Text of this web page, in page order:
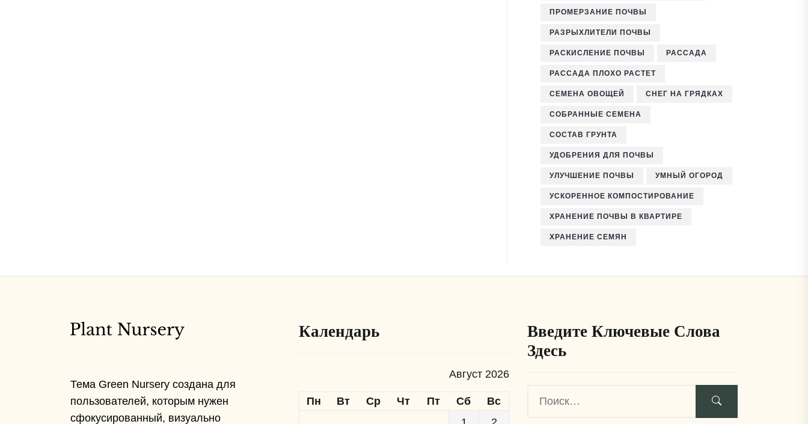
ПРОМЕРЗАНИЕ ПОЧВЫ
РАЗРЫХЛИТЕЛИ ПОЧВЫ
РАСКИСЛЕНИЕ ПОЧВЫ РАССАДА
РАССАДА ПЛОХО РАСТЕТ
СЕМЕНА ОВОЩЕЙ СНЕГ НА ГРЯДКАХ
СОБРАННЫЕ СЕМЕНА
СОСТАВ ГРУНТА
УДОБРЕНИЯ ДЛЯ ПОЧВЫ
УЛУЧШЕНИЕ ПОЧВЫ УМНЫЙ ОГОРОД
УСКОРЕННОЕ КОМПОСТИРОВАНИЕ
ХРАНЕНИЕ ПОЧВЫ В КВАРТИРЕ
ХРАНЕНИЕ СЕМЯН
Тема Green Nursery создана для
пользователей, которым нужен
сфокусированный, визуально
Календарь
Август 2026
Пн Вт Ср Чт Пт Сб
Вс
Введите Ключевые Слова
Здесь